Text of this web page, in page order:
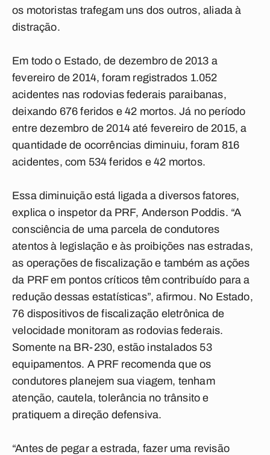
os motoristas trafegam uns dos outros, aliada à
distração.
Em todo o Estado, de dezembro de 2013 a
fevereiro de 2014, foram registrados 1.052
acidentes nas rodovias federais paraibanas,
deixando 676 feridos e 42 mortos. Já no período
entre dezembro de 2014 até fevereiro de 2015, a
quantidade de ocorrências diminuiu, foram 816
acidentes, com 534 feridos e 42 mortos.
Essa diminuição está ligada a diversos fatores,
explica o inspetor da PRF, Anderson Poddis. “A
consciência de uma parcela de condutores
atentos à legislação e às proibições nas estradas,
as operações de fiscalização e também as ações
da PRF em pontos críticos têm contribuído para a
redução dessas estatísticas”, afirmou. No Estado,
76 dispositivos de fiscalização eletrônica de
velocidade monitoram as rodovias federais.
Somente na BR-230, estão instalados 53
equipamentos. A PRF recomenda que os
condutores planejem sua viagem, tenham
atenção, cautela, tolerância no trânsito e
pratiquem a direção defensiva.
“Antes de pegar a estrada, fazer uma revisão